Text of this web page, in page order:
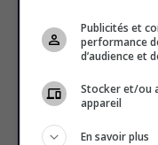
Subscribe
newsletter
Email
Publicités et
performance
d’audience et
Stocker et/ou
appareil
En savoir plus